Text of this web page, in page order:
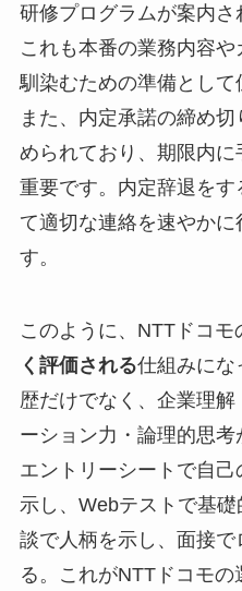
研修プログラムが案内さ
これも本番の業務内容
馴染むための準備として
また、内定承諾の締め
められており、期限内
重要です。内定辞退を
て適切な連絡を速やかに
す。
このように、NTTドコモ
く評価される仕組みにな
歴だけでなく、企業理
ーション力・論理的思考
エントリーシートで自
示し、Webテストで基
談で人柄を示し、面接で
る。これがNTTドコモ